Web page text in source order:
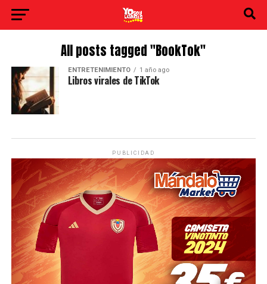
All posts tagged "BookTok"
ENTRETENIMIENTO 1 año ago
Libros virales de TikTok
PUBLICIDAD